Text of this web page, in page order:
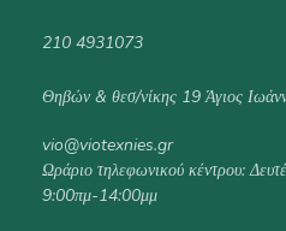
210 4931073
Θηβών & θεσ/νίκης 19 Άγιος
vio@viotexnies.gr
Ωράριο τηλεφωνικού κέντρου:
9:00πμ-14:00μμ